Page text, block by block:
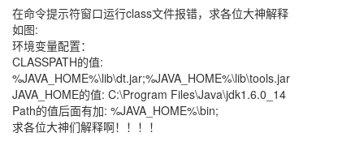
在命令提示符窗口运行class文件报错，求各位大神解释
如图:
环境变量配置：
CLASSPATH的值:
%JAVA_HOME%\lib\dt.jar;%JAVA_HOME%\lib\tools.jar
JAVA_HOME的值: C:\Program Files\Java\jdk1.6.0_14
Path的值后面有加: %JAVA_HOME%\bin;
求各位大神们解释啊！！！！